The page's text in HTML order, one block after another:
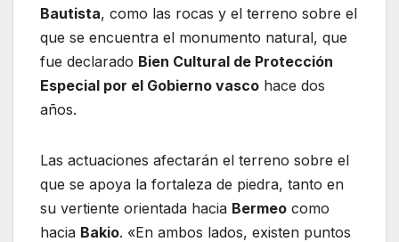
Bautista, como las rocas y el terreno sobre el
que se encuentra el monumento natural, que
fue declarado Bien Cultural de Protección
Especial por el Gobierno vasco hace dos
años.
Las actuaciones afectarán el terreno sobre el
que se apoya la fortaleza de piedra, tanto en
su vertiente orientada hacia Bermeo como
hacia Bakio. «En ambos lados, existen puntos